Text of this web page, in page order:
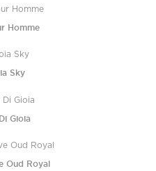
Homme
Sky
Gioia
Oud Royal